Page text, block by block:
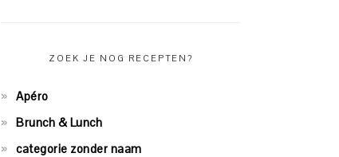
ZOEK JE NOG RECEPTEN?
Apéro
Brunch & Lunch
categorie zonder naam